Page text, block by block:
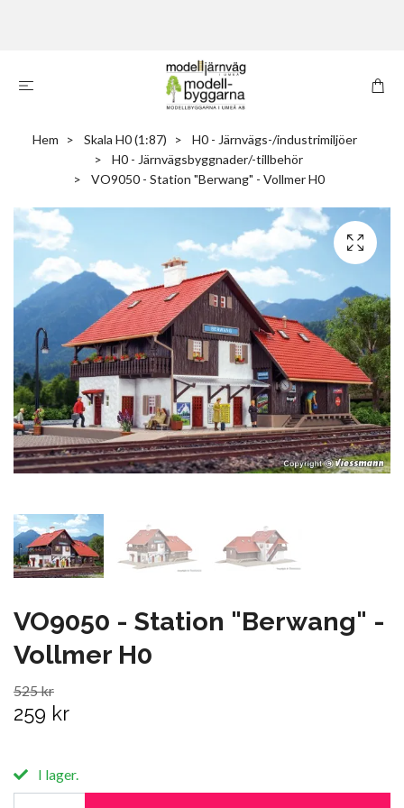
Hem Skala H0 (1:87)
H0 - Järnvägs-/industrimiljöer
H0 - Järnvägsbyggnader/-tillbehör
VO9050 - Station "Berwang" - Vollmer H0
VO9050 - Station "Berwang" -
Vollmer H0
525 kr
259 kr
I lager.